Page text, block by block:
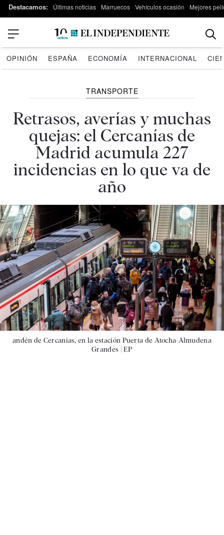
Destacamos: Últimas noticias Marruecos Vehículos ocasión Mejores
OPINIÓN ESPAÑA ECONOMÍA INTERNACIONAL
TRANSPORTE
Retrasos, averías y muchas
quejas: el Cercanías de
Madrid acumula 227
incidencias en lo que va de
año
andén de Cercanías, en la estación Puerta de Atocha-Almudena
Grandes |EP